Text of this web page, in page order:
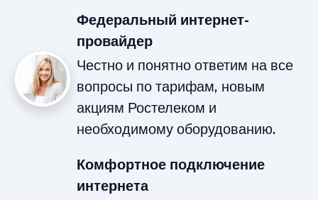
Федеральный интернет-
провайдер
Честно и понятно ответим на все
вопросы по тарифам, новым
акциям Ростелеком и
необходимому оборудованию.
Комфортное подключение
интернета